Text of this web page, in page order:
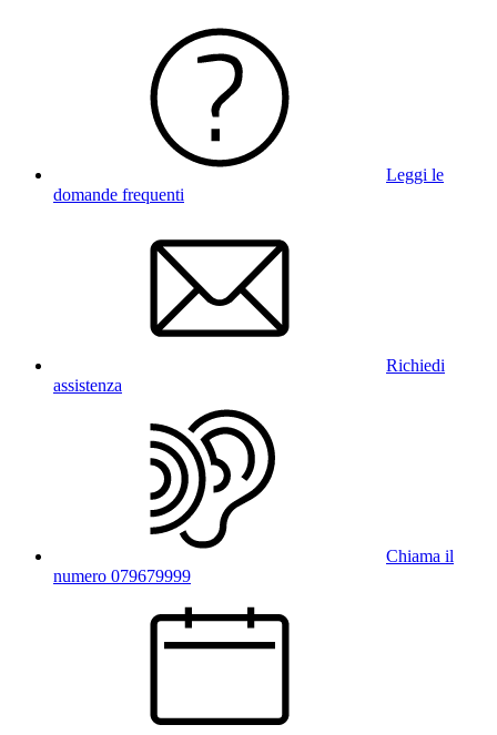
Leggi le
domande frequenti
Richiedi
assistenza
Chiama il
numero 079679999